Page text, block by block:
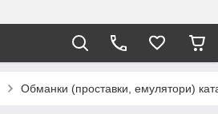
Обманки (проставки, емулятори)